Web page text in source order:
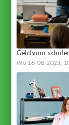
Geld voor
Wo 16-08-2023,